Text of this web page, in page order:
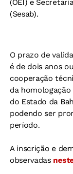
(OEI) e
(Sesab).
O prazo de
é de dois anos
cooperação
da
do Estado da
podendo ser
período.
A inscrição e
observadas